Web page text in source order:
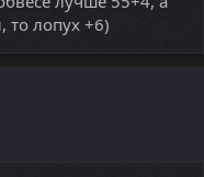
то лопух +6)